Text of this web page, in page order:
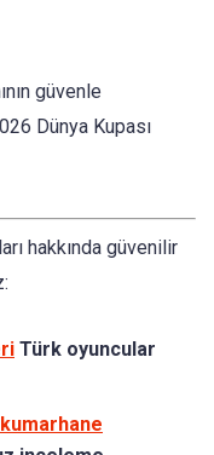
güvenle
Dünya Kupası
hakkında güvenilir
Türk oyuncular